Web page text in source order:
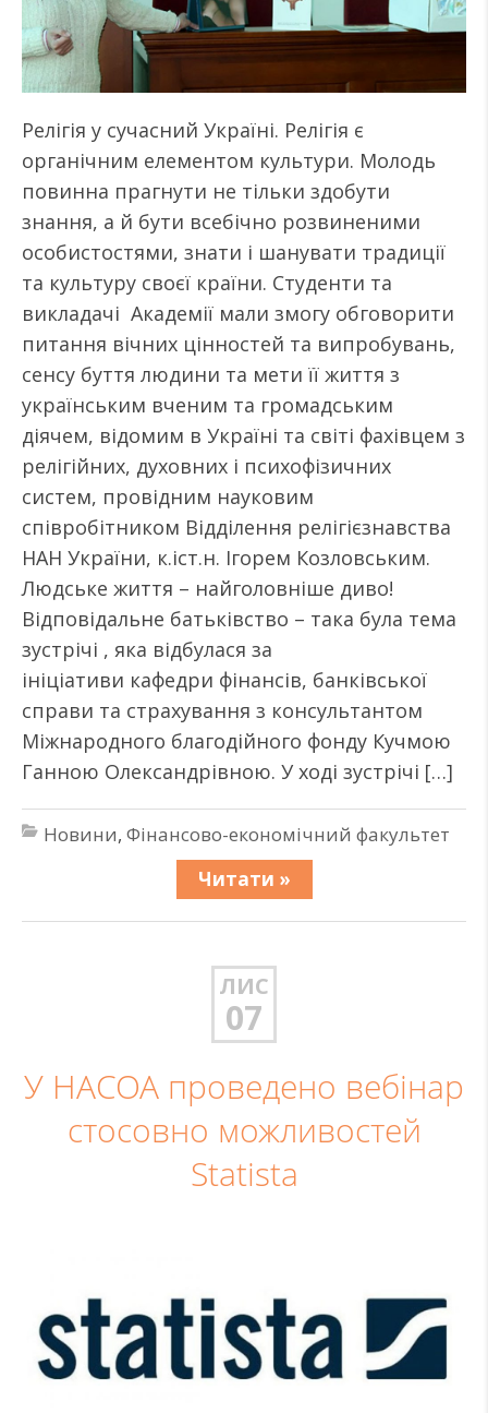
Релігія у сучасний Україні. Релігія є
органічним елементом культури. Молодь
повинна прагнути не тільки здобути
знання, а й бути всебічно розвиненими
особистостями, знати і шанувати традиції
та культуру своєї країни. Студенти та
викладачі Академії мали змогу обговорити
питання вічних цінностей та випробувань,
сенсу буття людини та мети її життя з
українським вченим та громадським
діячем, відомим в Україні та світі фахівцем з
релігійних, духовних і психофізичних
систем, провідним науковим
співробітником Відділення релігієзнавства
НАН України, к.іст.н. Ігорем Козловським.
Людське життя – найголовніше диво!
Відповідальне батьківство – така була тема
зустрічі , яка відбулася за
ініціативи кафедри фінансів, банківської
справи та страхування з консультантом
Міжнародного благодійного фонду Кучмою
Ганною Олександрівною. У ході зустрічі […]
Новини, Фінансово-економічний факультет
Читати »
ЛИС
07
У НАСОА проведено вебінар
стосовно можливостей
Statista